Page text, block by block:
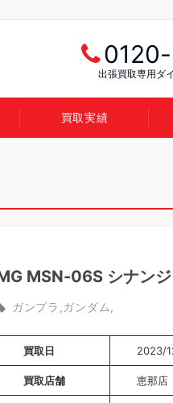
出張買取専用ダ
買取実績
MSN-06S シナンジ
ガンプラ ガンダム
買取日 2023/
買取店舗 恵那店